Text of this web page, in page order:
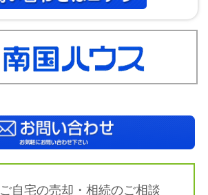
ご自宅の売却・相続のご相談